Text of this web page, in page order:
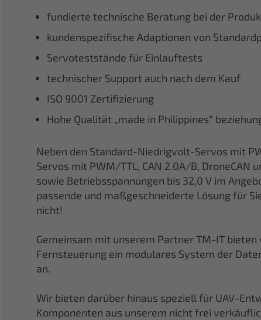
fundierte technische Beratung bei der
kundenspezifische Adaptionen von
Servoteststände für Einlauftests
technischer Support auch nach dem Kauf
ISO 9001 Zertifizierung
Hohe Qualität „made in Philippines“
Neben den Standard-Niedrigvolt-Servos mit
Servos mit PWM/TTL, CAN 2.0A/B, DroneCAN
sowie Betriebsspannungen bis 32,0 V im
passende und maßgeschneiderte Lösung für
nicht!
Gemeinsam mit unserem Partner TM-IT bieten
Fernsteuerung ein modulares System der
an.
Wir bieten darüber hinaus speziell für UAV-
Komponenten aus unserem nicht frei